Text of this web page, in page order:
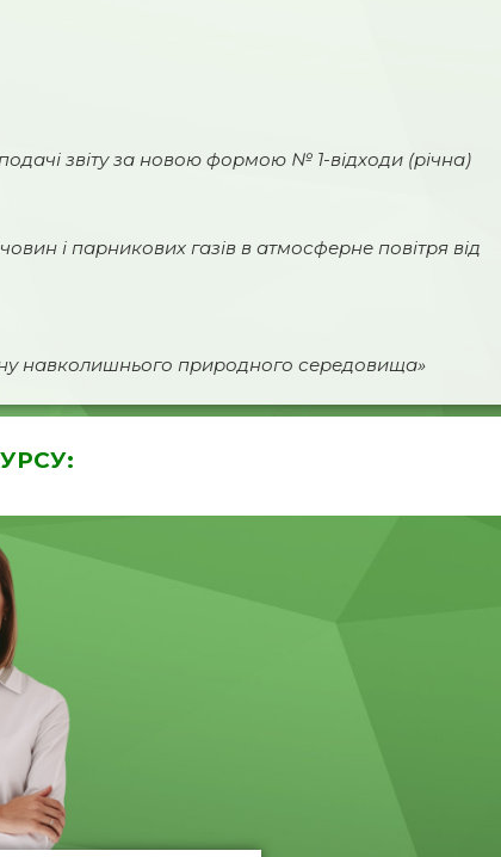
звіту за новою формою № 1-відходи (річна)
і парникових газів в атмосферне повітря від
навколишнього природного середовища»